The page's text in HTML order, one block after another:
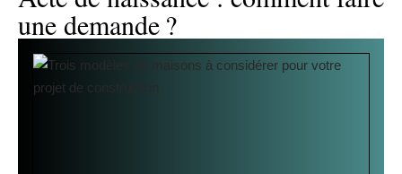
une demande ?